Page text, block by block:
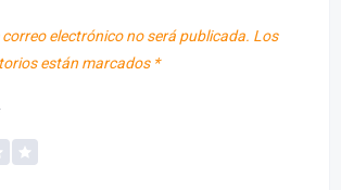
correo electrónico no será publicada. Los
están marcados *